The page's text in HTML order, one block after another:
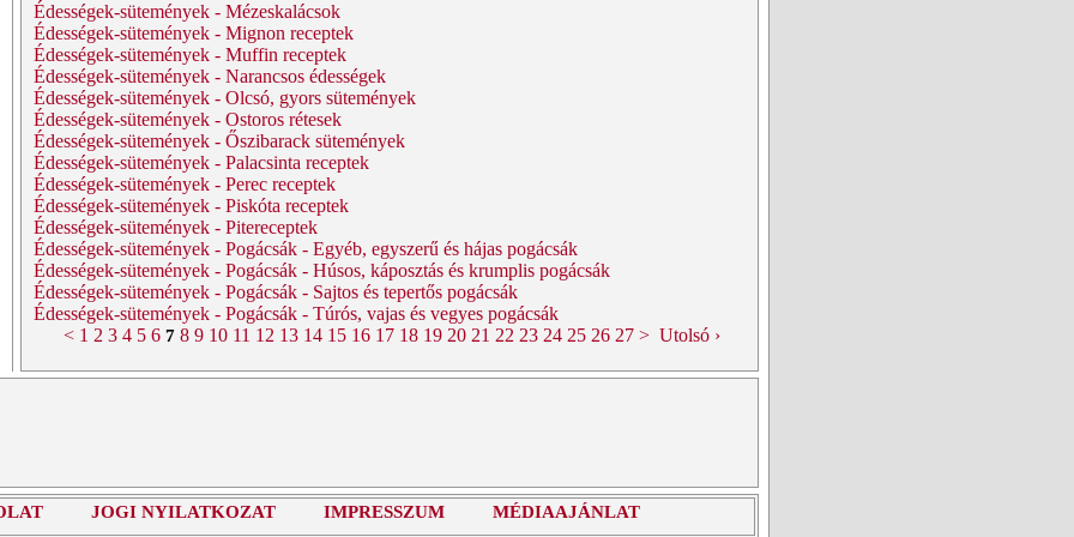
Édességek-sütemények - Mézeskalácsok
Édességek-sütemények - Mignon receptek
Édességek-sütemények - Muffin receptek
Édességek-sütemények - Narancsos édességek
Édességek-sütemények - Olcsó, gyors sütemények
Édességek-sütemények - Ostoros rétesek
Édességek-sütemények - Őszibarack sütemények
Édességek-sütemények - Palacsinta receptek
Édességek-sütemények - Perec receptek
Édességek-sütemények - Piskóta receptek
Édességek-sütemények - Pitereceptek
Édességek-sütemények - Pogácsák - Egyéb, egyszerű és hájas pogácsák
Édességek-sütemények - Pogácsák - Húsos, káposztás és krumplis pogácsák
Édességek-sütemények - Pogácsák - Sajtos és tepertős pogácsák
Édességek-sütemények - Pogácsák - Túrós, vajas és vegyes pogácsák
< 1 2 3 4 5 6 7 8 9 10 11 12 13 14 15 16 17 18 19 20 21 22 23 24 25 26 27 > Utolsó ›
JOGI NYILATKOZAT IMPRESSZUM MÉDIAAJÁNLAT